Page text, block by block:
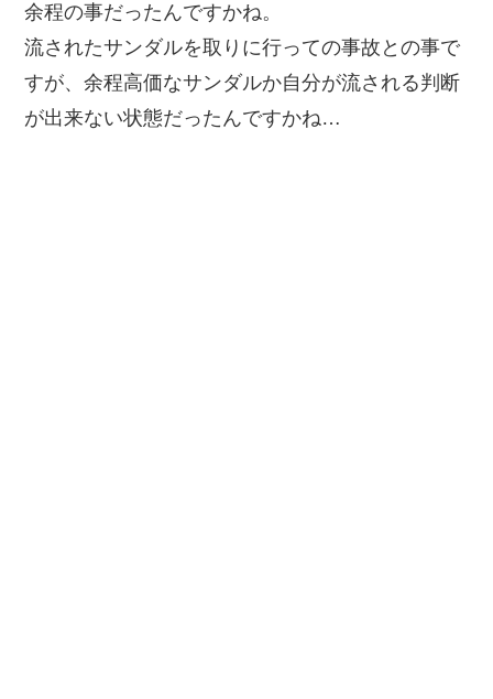
余程の事だったんですかね。
流されたサンダルを取りに行っての事故との事で
すが、余程高価なサンダルか自分が流される判断
が出来ない状態だったんですかね…